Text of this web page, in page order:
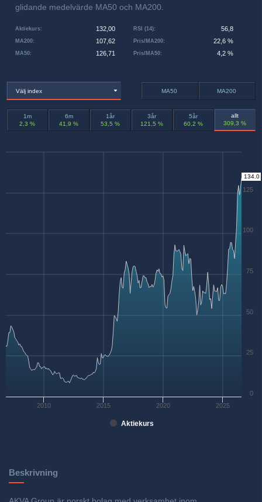
glidande medelvärde MA50 och MA200.
Aktiekurs: 132,00
MA50: 126,71
MA200: 107,62 Pris/MA200: 22,6 %
RSI (14): 56,8
Pris/MA50: 4,2 %
Välj index MA50 MA200
1m
2,3 %
6m
41,9 %
1år
53,5 %
3år
121,5 %
5år
60,2 %
allt
309,3 %
Aktiekurs
2010 2015 2020 2025
0
25
50
75
100
125
134.0
Beskrivning